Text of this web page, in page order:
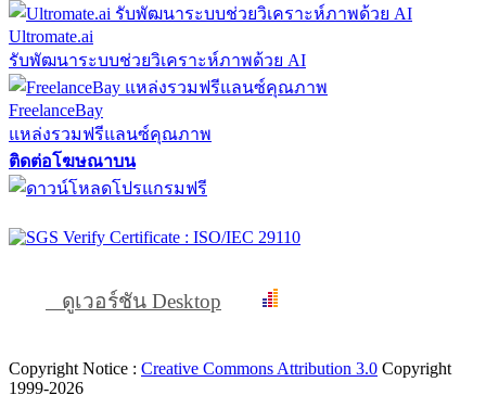
Ultromate.ai
รับพัฒนาระบบช่วยวิเคราะห์ภาพด้วย AI
FreelanceBay
แหล่งรวมฟรีแลนซ์คุณภาพ
ติดต่อโฆษณาบน
ดูเวอร์ชัน Desktop
Copyright Notice : Creative Commons Attribution 3.0 Copyright
1999-2026